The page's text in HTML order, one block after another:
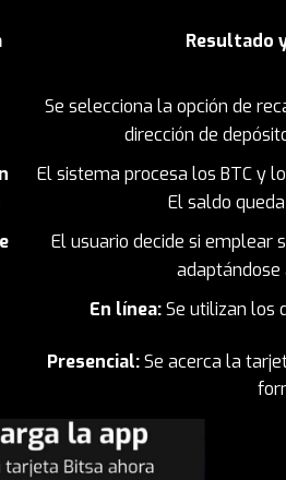
Resultado
Se selecciona la opción de
dirección de
El sistema procesa los BTC y
El saldo
El usuario decide si emplear
adaptándose
En línea:Se utilizan los
Presencial:Se acerca la